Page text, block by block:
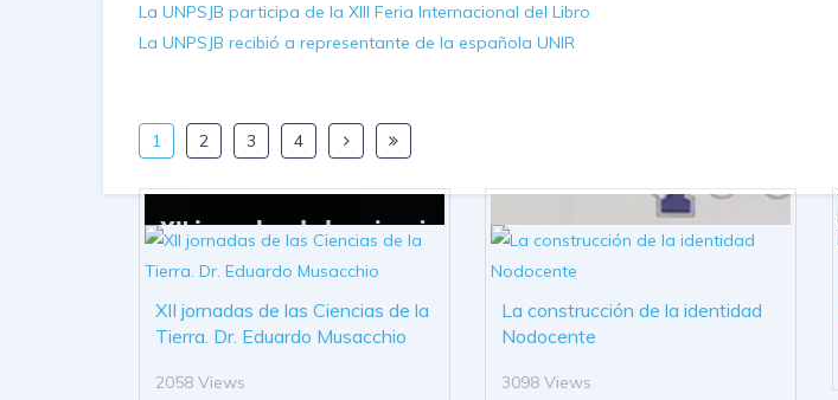
La UNPSJB participa de la XIII Feria Internacional del Libro
La UNPSJB recibió a representante de la española UNIR
1 2 3 4
XII jornadas de las Ciencias de la
Tierra. Dr. Eduardo Musacchio
2058 Views
La construcción de la identidad
Nodocente
3098 Views